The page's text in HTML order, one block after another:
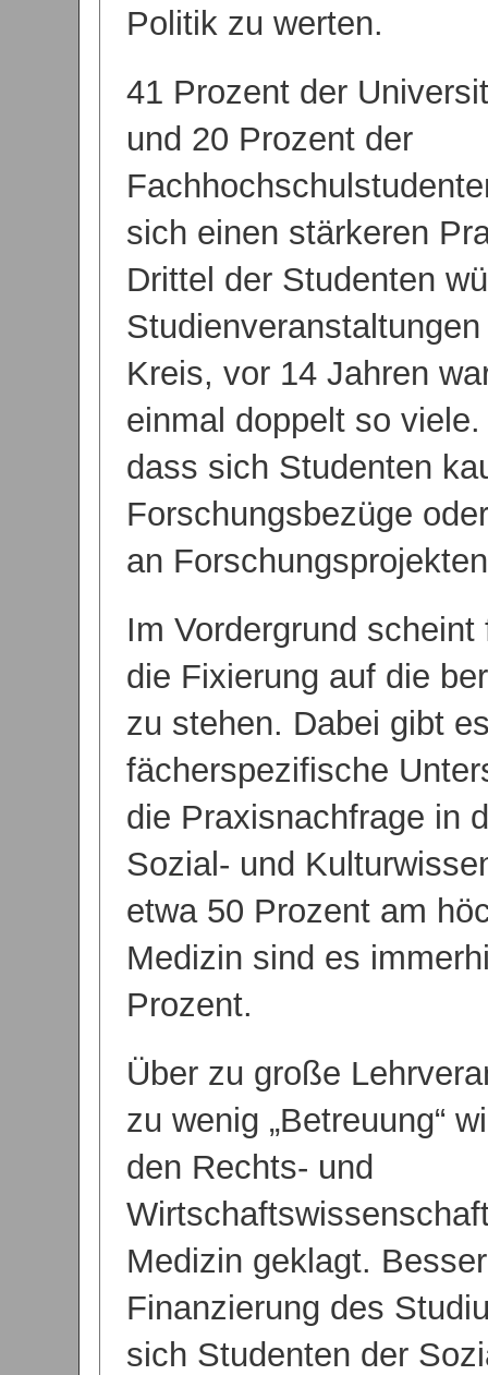
Politik zu werten.
41 Prozent der
und 20 Prozent der
sich einen stärkeren
Drittel der Studenten
Kreis, vor 14 Jahren
einmal doppelt so
dass sich Studenten
Forschungsbezüge
an
Im Vordergrund
die Fixierung auf die
zu stehen. Dabei gibt
fächerspezifische
die Praxisnachfrage in
Sozial- und
etwa 50 Prozent am
Medizin sind es
Prozent.
Über zu große
zu wenig „Betreuung“
den Rechts- und
Medizin geklagt.
Finanzierung des
sich Studenten der